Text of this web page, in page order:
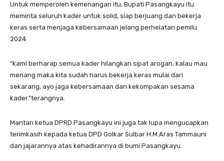
Untuk memperoleh kemenangan itu, Bupati Pasangkayu itu
meminta seluruh kader untuk solid, siap berjuang dan bekerja
keras serta menjaga kebersamaan jelang perhelatan pemilu
2024.
“kami berharap semua kader hilangkan sipat arogan, kalau mau
menang maka kita sudah harus bekerja keras mulai dari
sekarang, ayo jaga kebersamaan dan kekompakan sesama
kader.”terangnya.
Mantan ketua DPRD Pasangkayu ini juga tak lupa mengucapkan
terimkasih kepada ketua DPD Golkar Sulbar H.M.Aras Tammauni
dan jajarannya atas kehadirannya di bumi Pasangkayu.